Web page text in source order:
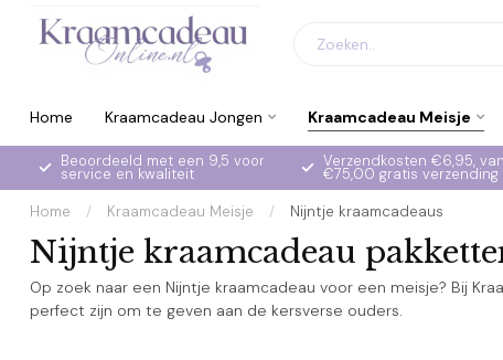
Home Kraamcadeau Jongen Kraamcadeau Meisje
Beoordeeld met een 9,5 voor
service en kwaliteit
Verzendkosten €6,95,
€75,00 gratis verzending
Home / Kraamcadeau Meisje / Nijntje kraamcadeaus
Nijntje kraamcadeau
Op zoek naar een Nijntje kraamcadeau voor een meisje? Bij
perfect zijn om te geven aan de kersverse ouders.